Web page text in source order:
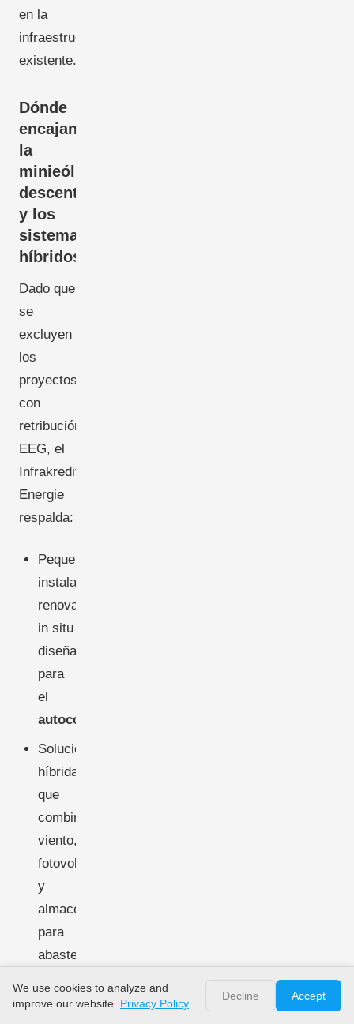
en la
infraestructura
existente.
Dónde
encajan
la
minieólica
descentralizada
y los
sistemas
híbridos
Dado que
se
excluyen
los
proyectos
con
retribución
EEG, el
Infrakredit
Energie
respalda:
Pequeñas
instalaciones
renovables
in situ
diseñadas
para
el
autoconsumo
Soluciones
híbridas
que
combinan
viento,
fotovoltaica
y
almacenamiento
para
abastecer
municipales
We use cookies to analyze and
improve our website. Privacy Policy
Decline Accept